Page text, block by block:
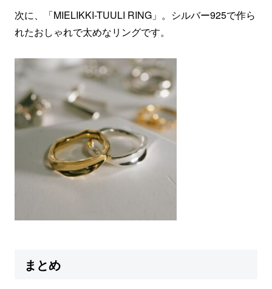
次に、「MIELIKKI-TUULI RING」。シルバー925で作ら
れたおしゃれで太めなリングです。
まとめ